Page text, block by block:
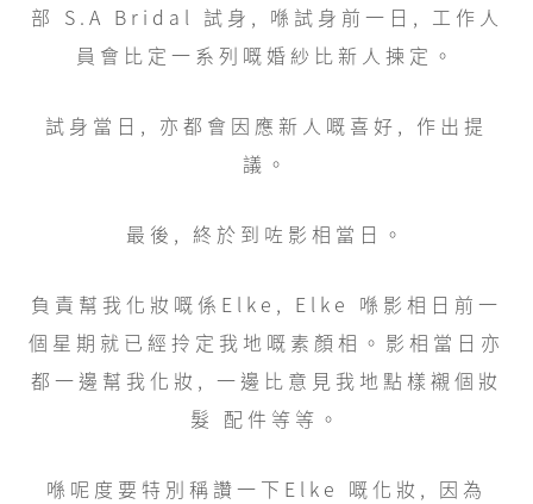
部 S.A Bridal 試身, 喺試身前一日, 工作人
員會比定一系列嘅婚紗比新人揀定。
試身當日, 亦都會因應新人嘅喜好, 作出提
議。
最後, 終於到咗影相當日。
負責幫我化妝嘅係Elke, Elke 喺影相日前一
個星期就已經拎定我地嘅素顏相。影相當日亦
都一邊幫我化妝, 一邊比意見我地點樣襯個妝
髮 配件等等。
喺呢度要特別稱讚一下Elke 嘅化妝, 因為